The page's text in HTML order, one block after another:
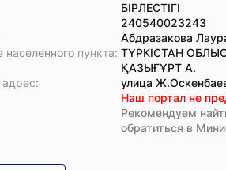
БІРЛЕСТІГІ
240540023243
Абдразакова
пункта: ТҮРКІСТАН
ҚАЗЫҒҰРТ А.
улица
Наш портал не
Рекомендуем
обратиться в